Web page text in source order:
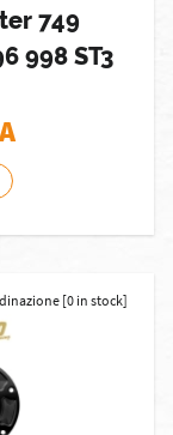
749
998 ST3
[0 in stock]